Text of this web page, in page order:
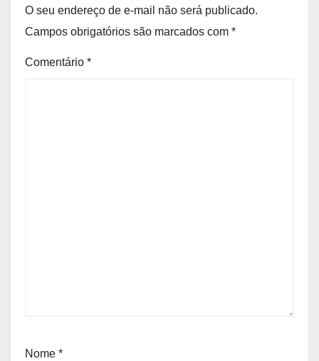
O seu endereço de e-mail não será publicado.
Campos obrigatórios são marcados com *
Comentário *
Nome *